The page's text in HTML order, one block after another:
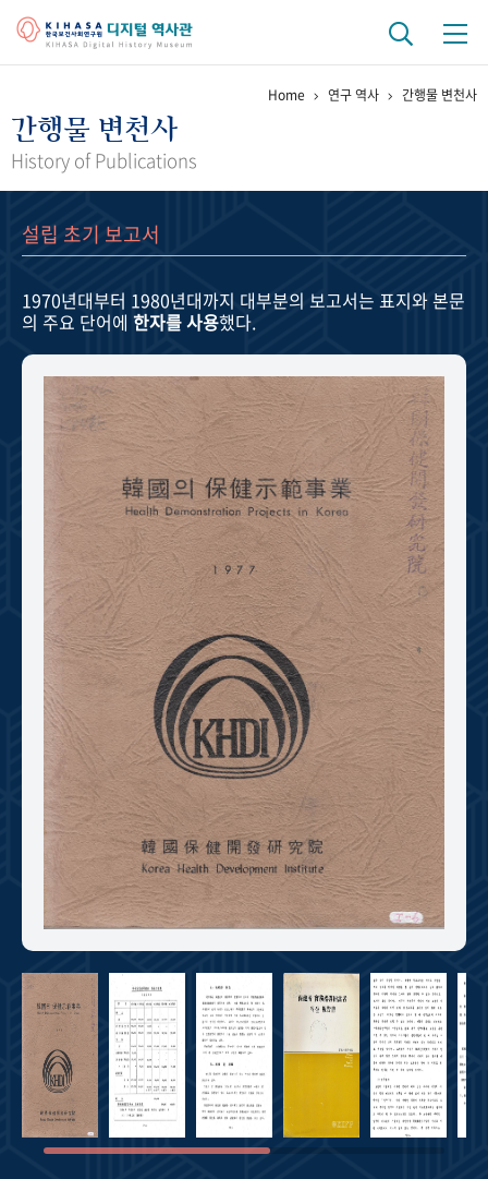
걸어온 길 기관 변천사
정책과 연구 키워드로 보는 연구 역사
연구자들
기록물 아카이브
사진 아카이브 문서 기록물 행정박물 영상 기록물
주년 기념
성과 50선 숫자로 보는 50년 50+1주년 광장
세계와 함께 한 KIHASA
VR 역사관
Home 연구 역사 간행물 변천사
간행물 변천사
History of Publications
설립 초기 보고서
1970년대부터 1980년대까지 대부분의 보고서는 표지와 본문
의 주요 단어에 한자를 사용했다.